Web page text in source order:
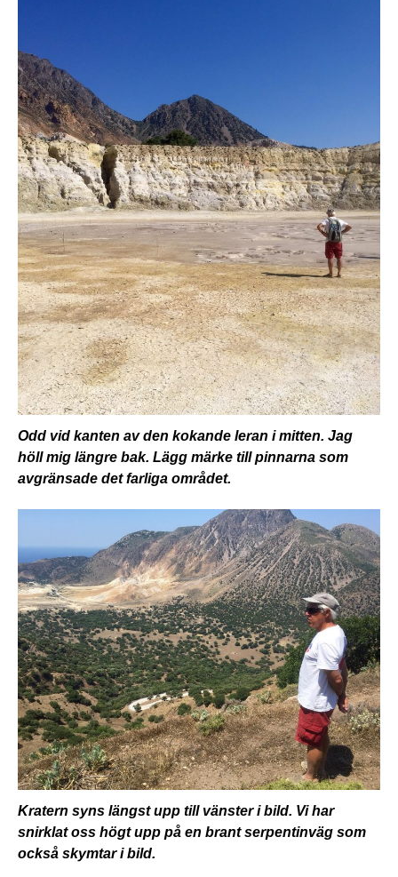
Odd vid kanten av den kokande leran i mitten. Jag
höll mig längre bak. Lägg märke till pinnarna som
avgränsade det farliga området.
Kratern syns längst upp till vänster i bild. Vi har
snirklat oss högt upp på en brant serpentinväg som
också skymtar i bild.